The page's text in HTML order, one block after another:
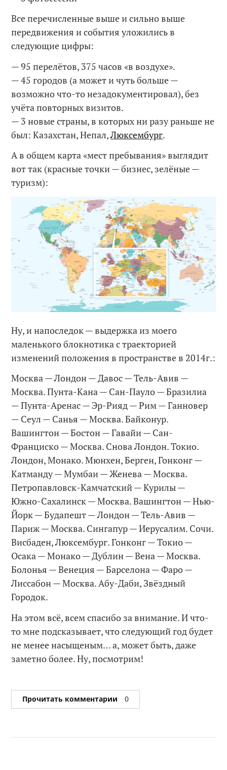
Все перечисленные выше и сильно выше
передвижения и события уложились в
следующие цифры:
— 95 перелётов, 375 часов «в воздухе».
— 45 городов (а может и чуть больше —
возможно что-то незадокументировал), без
учёта повторных визитов.
— 3 новые страны, в которых ни разу раньше не
был: Казахстан, Непал,Люксембург.
А в общем карта «мест пребывания» выглядит
вот так (красные точки — бизнес, зелёные —
туризм):
Ну, и напоследок — выдержка из моего
маленького блокнотика с траекторией
изменений положения в пространстве в 2014г.:
Москва — Лондон — Давос — Тель-Авив —
Москва. Пунта-Кана — Сан-Пауло — Бразилиа
— Пунта-Аренас — Эр-Рияд — Рим — Ганновер
— Сеул — Санья — Москва. Байконур.
Вашингтон — Бостон — Гавайи — Сан-
Франциско — Москва. Снова Лондон. Токио.
Лондон, Монако. Мюнхен, Берген, Гонконг —
Катманду — Мумбаи — Женева — Москва.
Петропавловск-Камчатский — Курилы —
Южно-Сахалинск — Москва. Вашингтон — Нью-
Йорк — Будапешт — Лондон — Тель-Авив —
Париж — Москва. Сингапур — Иерусалим. Сочи.
Висбаден, Люксембург. Гонконг — Токио —
Осака — Монако — Дублин — Вена — Москва.
Болонья — Венеция — Барселона — Фаро —
Лиссабон — Москва. Абу-Даби, Звёздный
Городок.
На этом всё, всем спасибо за внимание. И что-
то мне подсказывает, что следующий год будет
не менее насыщеным… а, может быть, даже
заметно более. Ну, посмотрим!
Прочитать комментарии 0